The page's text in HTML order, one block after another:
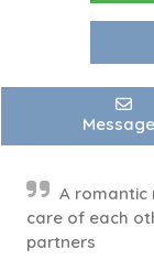
A romantic
care of each
partners